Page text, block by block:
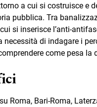
a cui si costruisce e
pubblica. Tra
si inserisce l’anti-
di indagare i
come pesa la
Roma, Bari-Roma,